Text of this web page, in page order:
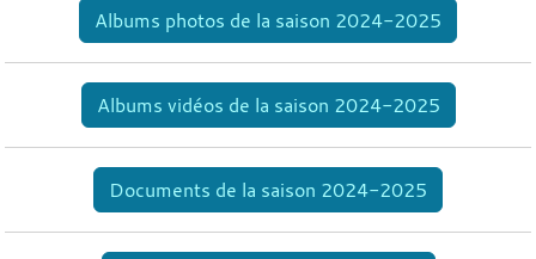
Albums photos de la saison 2024-2025
Albums vidéos de la saison 2024-2025
Documents de la saison 2024-2025